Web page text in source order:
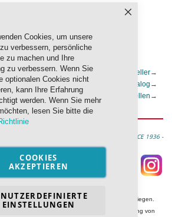
Cookies, um unsere
verbessern, persönliche
zu machen und Ihre
zu verbessern. Wenn Sie
optionalen Cookies nicht
kann Ihre Erfahrung
werden. Wenn Sie mehr
lesen Sie bitte die
COOKIES
AKZEPTIEREN
EINSTELLUNGEN
Schmierstoffe Top Seller→
Gesamtkatalog →
Anfrage stellen →
- THE ART OF OIL SINCE 1936 -
angegebenen Daten können Änderungen unterliegen.
des Herstellers beachten. Durch Weiterentwicklung von